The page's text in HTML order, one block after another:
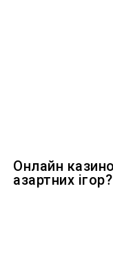
Онлайн
азартних ігор?